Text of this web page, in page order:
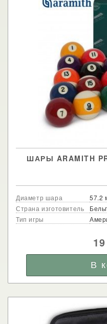
ШАРЫ ARAMITH
Диаметр шара
57.2
Страна изготовитель
Тип игры